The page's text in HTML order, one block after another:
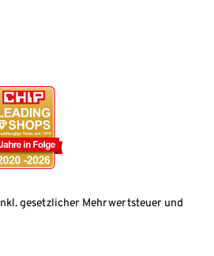
gesetzlicher Mehrwertsteuer und